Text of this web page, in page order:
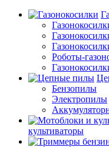
Роботы-
Бензопилы
Электропилы
культиваторы